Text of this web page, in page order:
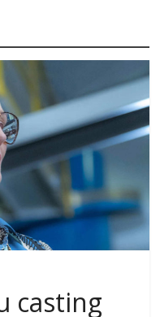
casting